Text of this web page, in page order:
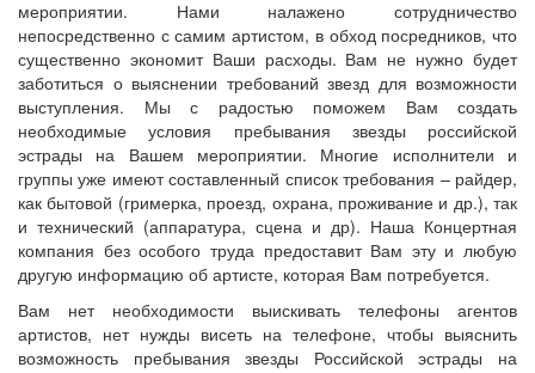
мероприятии. Нами налажено сотрудничество
непосредственно с самим артистом, в обход посредников, что
существенно экономит Ваши расходы. Вам не нужно будет
заботиться о выяснении требований звезд для возможности
выступления. Мы с радостью поможем Вам создать
необходимые условия пребывания звезды российской
эстрады на Вашем мероприятии. Многие исполнители и
группы уже имеют составленный список требования – райдер,
как бытовой (гримерка, проезд, охрана, проживание и др.), так
и технический (аппаратура, сцена и др). Наша Концертная
компания без особого труда предоставит Вам эту и любую
другую информацию об артисте, которая Вам потребуется.
Вам нет необходимости выискивать телефоны агентов
артистов, нет нужды висеть на телефоне, чтобы выяснить
возможность пребывания звезды Российской эстрады на